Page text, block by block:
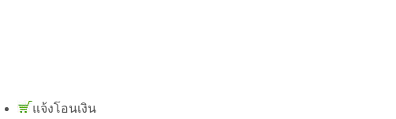
แจ้งโอนเงิน